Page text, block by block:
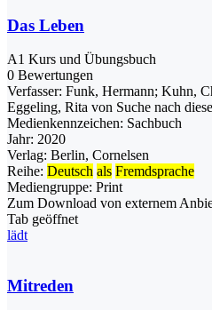
Das Leben
A1 Kurs und Übungsbuch
0 Bewertungen
Verfasser: Funk, Hermann; Kuhn,
Eggeling, Rita von Suche nach
Medienkennzeichen: Sachbuch
Jahr: 2020
Verlag: Berlin, Cornelsen
Reihe: Deutsch als Fremdsprache
Mediengruppe: Print
Zum Download von externem
Tab geöffnet
lädt
Mitreden